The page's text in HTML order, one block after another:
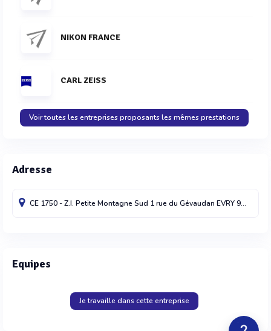
NIKON FRANCE
CARL ZEISS
Voir toutes les entreprises proposants les mêmes prestations
Adresse
CE 1750 - Z.I. Petite Montagne Sud 1 rue du Gévaudan EVRY91047
Equipes
Je travaille dans cette entreprise